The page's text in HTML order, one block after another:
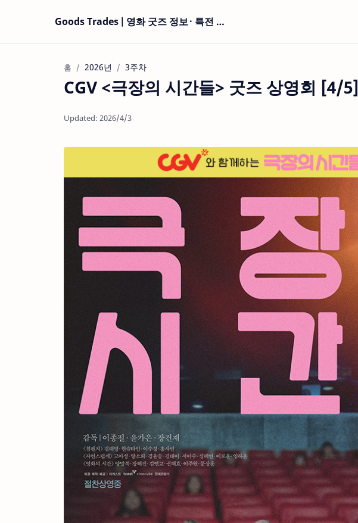
Goods Trades | 영화 굿즈 정보 · 특전 현황
홈 2026년 3주차
CGV <극장의 시간들> 굿즈 상영회 [4/5]